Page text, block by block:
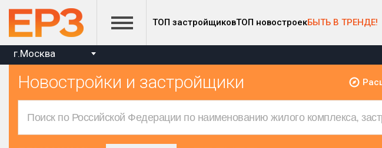
ТОП застройщиковТОП новостроекБЫТЬ В ТРЕНДЕ!
г.Москва
Новостройки и застройщики